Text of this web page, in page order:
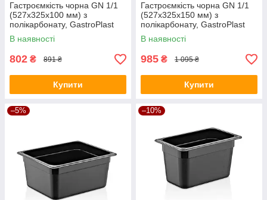
Гастроємкість чорна GN 1/1
(527х325х100 мм) з
полікарбонату, GastroPlast
В наявності
802 ₴ 891 ₴
Купити
Гастроємкість чорна GN 1/1
(527х325х150 мм) з
полікарбонату, GastroPlast
В наявності
985 ₴ 1 095 ₴
Купити
–5% –10%